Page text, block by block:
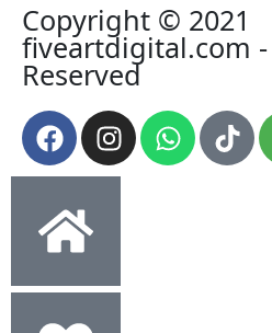
Copyright © 2021
fiveartdigital.com
Reserved